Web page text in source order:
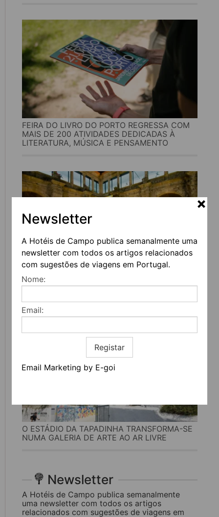
Newsletter
A Hotéis de Campo publica semanalmente uma
newsletter com todos os artigos relacionados
com sugestões de viagens em Portugal.
Nome:
Email:
Registar
Email Marketing by E-goi
FEIRA DO LIVRO DO PORTO REGRESSA COM
MAIS DE 200 ATIVIDADES DEDICADAS À
LITERATURA, MÚSICA E PENSAMENTO
UVVA REGRESSA A AMARANTE PARA
CELEBRAR O VINHO, A GASTRONOMIA E A
O ESTÁDIO DA TAPADINHA TRANSFORMA-SE
NUMA GALERIA DE ARTE AO AR LIVRE
Newsletter
A Hotéis de Campo publica semanalmente
uma newsletter com todos os artigos
relacionados com sugestões de viagens em